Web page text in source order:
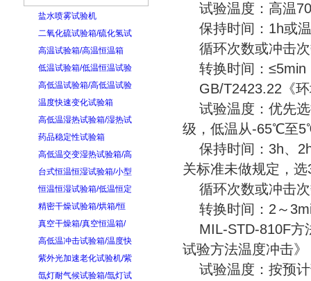
盐水喷雾试验机
二氧化硫试验箱/硫化氢试
高温试验箱/高温恒温箱
低温试验箱/低温恒温试验
高低温试验箱/高低温试验
温度快速变化试验箱
高低温湿热试验箱/湿热试
药品稳定性试验箱
高低温交变湿热试验箱/高
台式恒温恒湿试验箱/小型
恒温恒湿试验箱/低温恒定
精密干燥试验箱/烘箱/恒
真空干燥箱/真空恒温箱/
高低温冲击试验箱/温度快
紫外光加速老化试验机/紫
氙灯耐气候试验箱/氙灯试
试验温度：高温
保持时间：1h或
循环次数或冲击次
转换时间：≤5min
GB/T2423.22《环
试验温度：优先
级，低温从-65℃至
保持时间：3h、
关标准未做规定，选
循环次数或冲击次
转换时间：2～
MIL-STD-810F方
试验方法温度冲击》
试验温度：按预计